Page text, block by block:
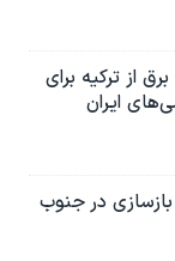
برق از ترکیه برای
ایران
بازسازی در جنوب